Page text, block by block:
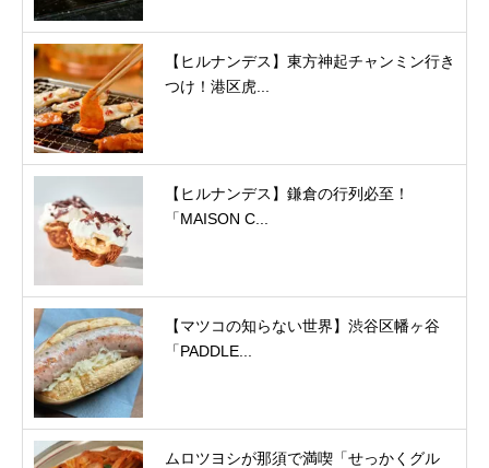
【ヒルナンデス】東方神起チャンミン行き
つけ！港区虎...
【ヒルナンデス】鎌倉の行列必至！
「MAISON C...
【マツコの知らない世界】渋谷区幡ヶ谷
「PADDLE...
ムロツヨシが那須で満喫「せっかくグル